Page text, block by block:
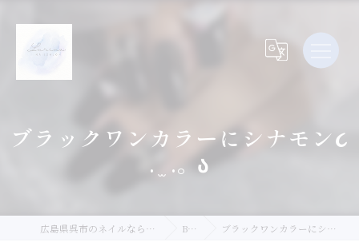
ブラックワンカラーにシナモン૮
. ̫ .｡ ა
広島県呉市のネイルならLurina.Nail Blog ブラックワンカラーにシナモン૮ . ̫ .｡ ა